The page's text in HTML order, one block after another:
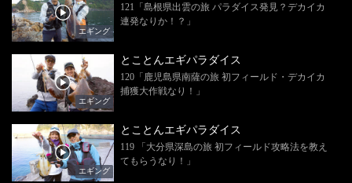
エギング
121「島根県出雲の旅 パラダイス発見？デカイカ
連発なりか！？」
エギング
とことんエギパラダイス
120「鹿児島県南薩の旅 初フィールド・デカイカ
捕獲大作戦なり！」
エギング
とことんエギパラダイス
119 「大分県深島の旅 初フィールド攻略法を教え
てもらうなり！」